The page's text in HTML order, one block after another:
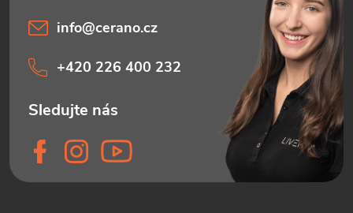
info@cerano.cz
+420 226 400 232